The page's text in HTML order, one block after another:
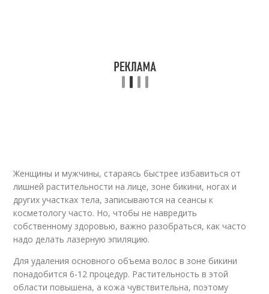
Женщины и мужчины, стараясь быстрее избавиться от
лишней растительности на лице, зоне бикини, ногах и
других участках тела, записываются на сеансы к
косметологу часто. Но, чтобы не навредить
собственному здоровью, важно разобраться, как часто
надо делать лазерную эпиляцию.
Для удаления основного объема волос в зоне бикини
понадобится 6-12 процедур. Растительность в этой
области повышена, а кожа чувствительна, поэтому